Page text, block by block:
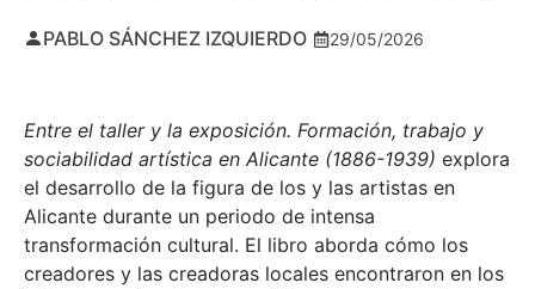
PABLO SÁNCHEZ IZQUIERDO 29/05/2026
Entre el taller y la exposición. Formación, trabajo y
sociabilidad artística en Alicante (1886-1939) explora
el desarrollo de la figura de los y las artistas en
Alicante durante un periodo de intensa
transformación cultural. El libro aborda cómo los
creadores y las creadoras locales encontraron en los